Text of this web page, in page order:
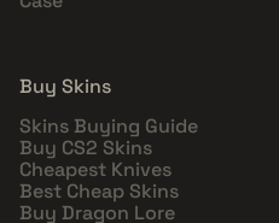
Buy Skins
Skins Buying Guide
Buy CS2 Skins
Cheapest Knives
Best Cheap Skins
Buy Dragon Lore